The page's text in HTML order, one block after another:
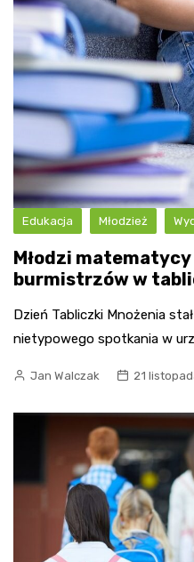
Edukacja Młodzież
Młodzi
burmistrzów w
Dzień Tabliczki Mnożenia
nietypowego spotkania w
Jan Walczak 21